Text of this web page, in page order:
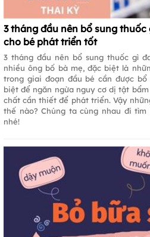
3 tháng đầu nên bổ sung
cho bé phát triển tốt
3 tháng đầu nên bổ sung thuốc gì
nhiều ông bố bà mẹ, đặc biệt là
trong giai đoạn đầu bé cần được
biệt để ngăn ngừa nguy cơ dị tật
chất cần thiết để phát triển. Vậy
thế nào? Chúng ta cùng nhau đi
nhé!